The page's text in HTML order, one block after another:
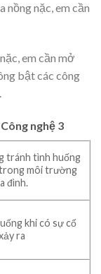
nồng nặc, em cần
em cần mở
bật các công
nghệ 3
tránh tình huống
môi trường
đình.
khi có sự cố
ra